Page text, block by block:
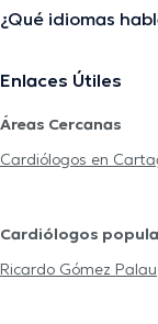
¿Qué idiomas
Enlaces Útiles
Áreas Cercanas
Cardiólogos en
Cardiólogos
Ricardo Gómez Palau